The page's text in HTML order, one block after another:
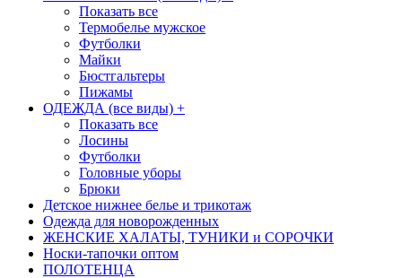
Показать все
Термобелье мужское
Футболки
Майки
Бюстгальтеры
Пижамы
ОДЕЖДА (все виды) +
Показать все
Лосины
Футболки
Головные уборы
Брюки
Детское нижнее белье и трикотаж
Одежда для новорожденных
ЖЕНСКИЕ ХАЛАТЫ, ТУНИКИ и СОРОЧКИ
Носки-тапочки оптом
ПОЛОТЕНЦА